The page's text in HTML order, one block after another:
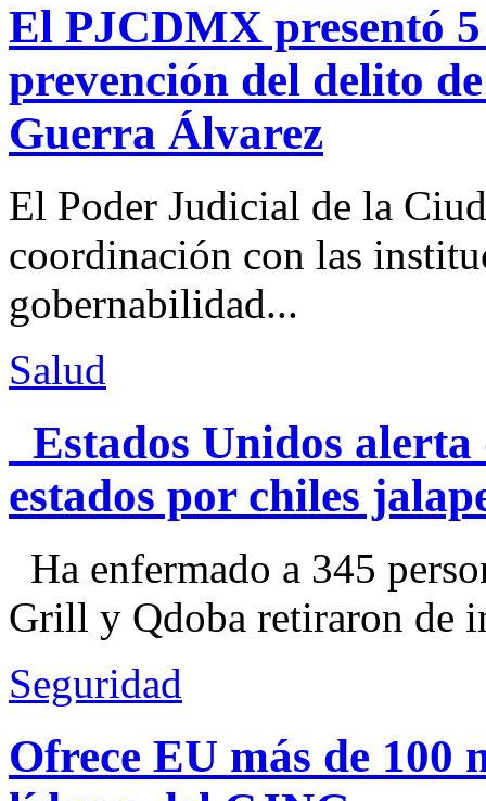
El PJCDMX presentó
prevención del delito
Guerra Álvarez
El Poder Judicial de la
coordinación con las
gobernabilidad...
Salud
Estados Unidos alerta
estados por chiles
Ha enfermado a 345
Grill y Qdoba retiraron de
Seguridad
Ofrece EU más de 100